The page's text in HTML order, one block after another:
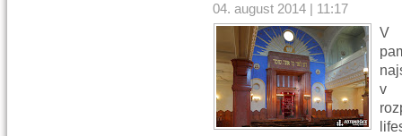
04. august 2014 | 11:17
V
v